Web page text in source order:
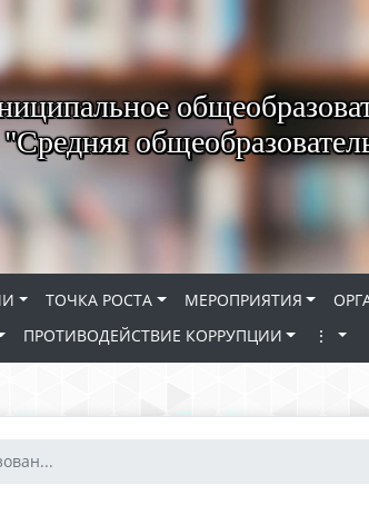
"Средняя
ТОЧКА РОСТА МЕРОПРИЯТИЯ
ПРОТИВОДЕЙСТВИЕ КОРРУПЦИИ ⋮